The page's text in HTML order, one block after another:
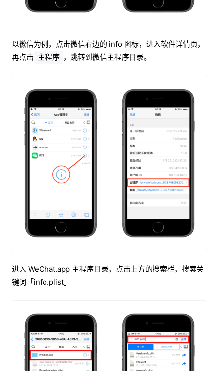
以微信为例，点击微信右边的 info 图标，进入软件详情页，
再点击 主程序 ，跳转到微信主程序目录。
进入 WeChat.app 主程序目录，点击上方的搜索栏，搜索关
键词「info.plist」